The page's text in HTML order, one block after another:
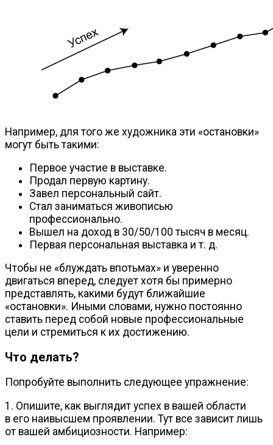
Например, для того же художника эти «остановки»
могут быть такими:
Первое участие в выставке.
Продал первую картину.
Завел персональный сайт.
Стал заниматься живописью
профессионально.
Вышел на доход в 30/50/100 тысяч в месяц.
Первая персональная выставка и т. д.
Чтобы не «блуждать впотьмах» и уверенно
двигаться вперед, следует хотя бы примерно
представлять, какими будут ближайшие
«остановки». Иными словами, нужно постоянно
ставить перед собой новые профессиональные
цели и стремиться к их достижению.
Что делать?
Попробуйте выполнить следующее упражнение:
1. Опишите, как выглядит успех в вашей области
в его наивысшем проявлении. Тут все зависит лишь
от вашей амбициозности. Например: